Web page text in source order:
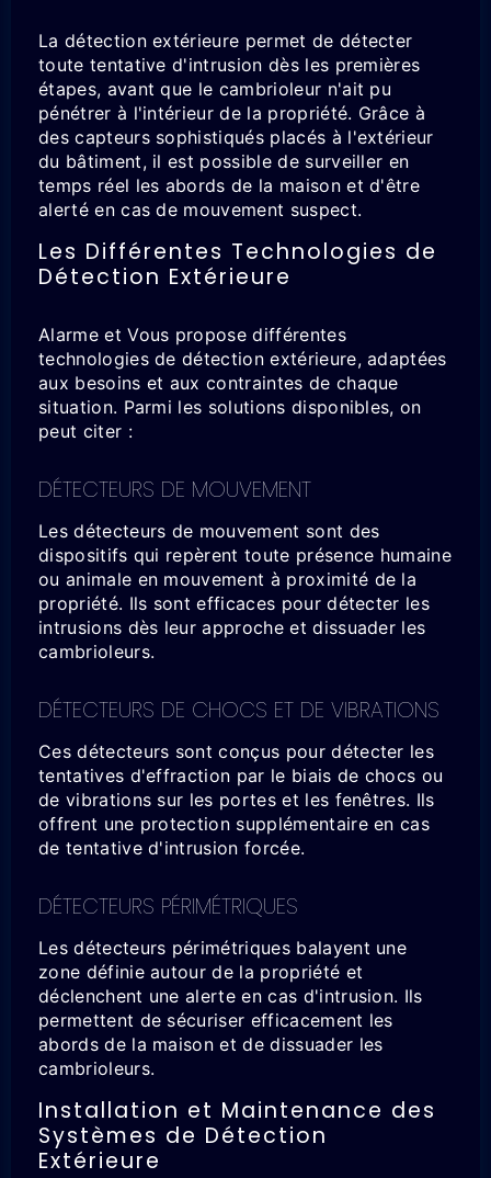
La détection extérieure permet de détecter
toute tentative d'intrusion dès les premières
étapes, avant que le cambrioleur n'ait pu
pénétrer à l'intérieur de la propriété. Grâce à
des capteurs sophistiqués placés à l'extérieur
du bâtiment, il est possible de surveiller en
temps réel les abords de la maison et d'être
alerté en cas de mouvement suspect.
Les Différentes Technologies de
Détection Extérieure
Alarme et Vous propose différentes
technologies de détection extérieure, adaptées
aux besoins et aux contraintes de chaque
situation. Parmi les solutions disponibles, on
peut citer :
DÉTECTEURS DE MOUVEMENT
Les détecteurs de mouvement sont des
dispositifs qui repèrent toute présence humaine
ou animale en mouvement à proximité de la
propriété. Ils sont efficaces pour détecter les
intrusions dès leur approche et dissuader les
cambrioleurs.
DÉTECTEURS DE CHOCS ET DE VIBRATIONS
Ces détecteurs sont conçus pour détecter les
tentatives d'effraction par le biais de chocs ou
de vibrations sur les portes et les fenêtres. Ils
offrent une protection supplémentaire en cas
de tentative d'intrusion forcée.
DÉTECTEURS PÉRIMÉTRIQUES
Les détecteurs périmétriques balayent une
zone définie autour de la propriété et
déclenchent une alerte en cas d'intrusion. Ils
permettent de sécuriser efficacement les
abords de la maison et de dissuader les
cambrioleurs.
Installation et Maintenance des
Systèmes de Détection
Extérieure